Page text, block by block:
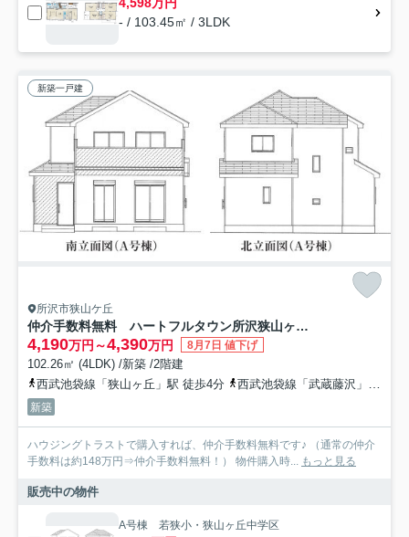
- / 103.45㎡ / 3LDK
新築一戸建
所沢市狭山ケ丘
仲介手数料無料 ハートフルタウン所沢狭山ヶ丘10期・新築全2棟
4,190万円～4,390万円 8月7日 値下げ
102.26㎡ (4LDK) /新築 /2階建
西武池袋線「狭山ヶ丘」駅 徒歩4分
西武池袋線「武蔵藤沢」駅 徒歩16分
新築
ハウジングトラストで購入すれば、仲介手数料無料です♪ （通常の仲介
手数料は約148万円⇒仲介手数料無料！） 物件購入時... もっと見る
販売中の物件
A号棟 若狭小・狭山ヶ丘中学区